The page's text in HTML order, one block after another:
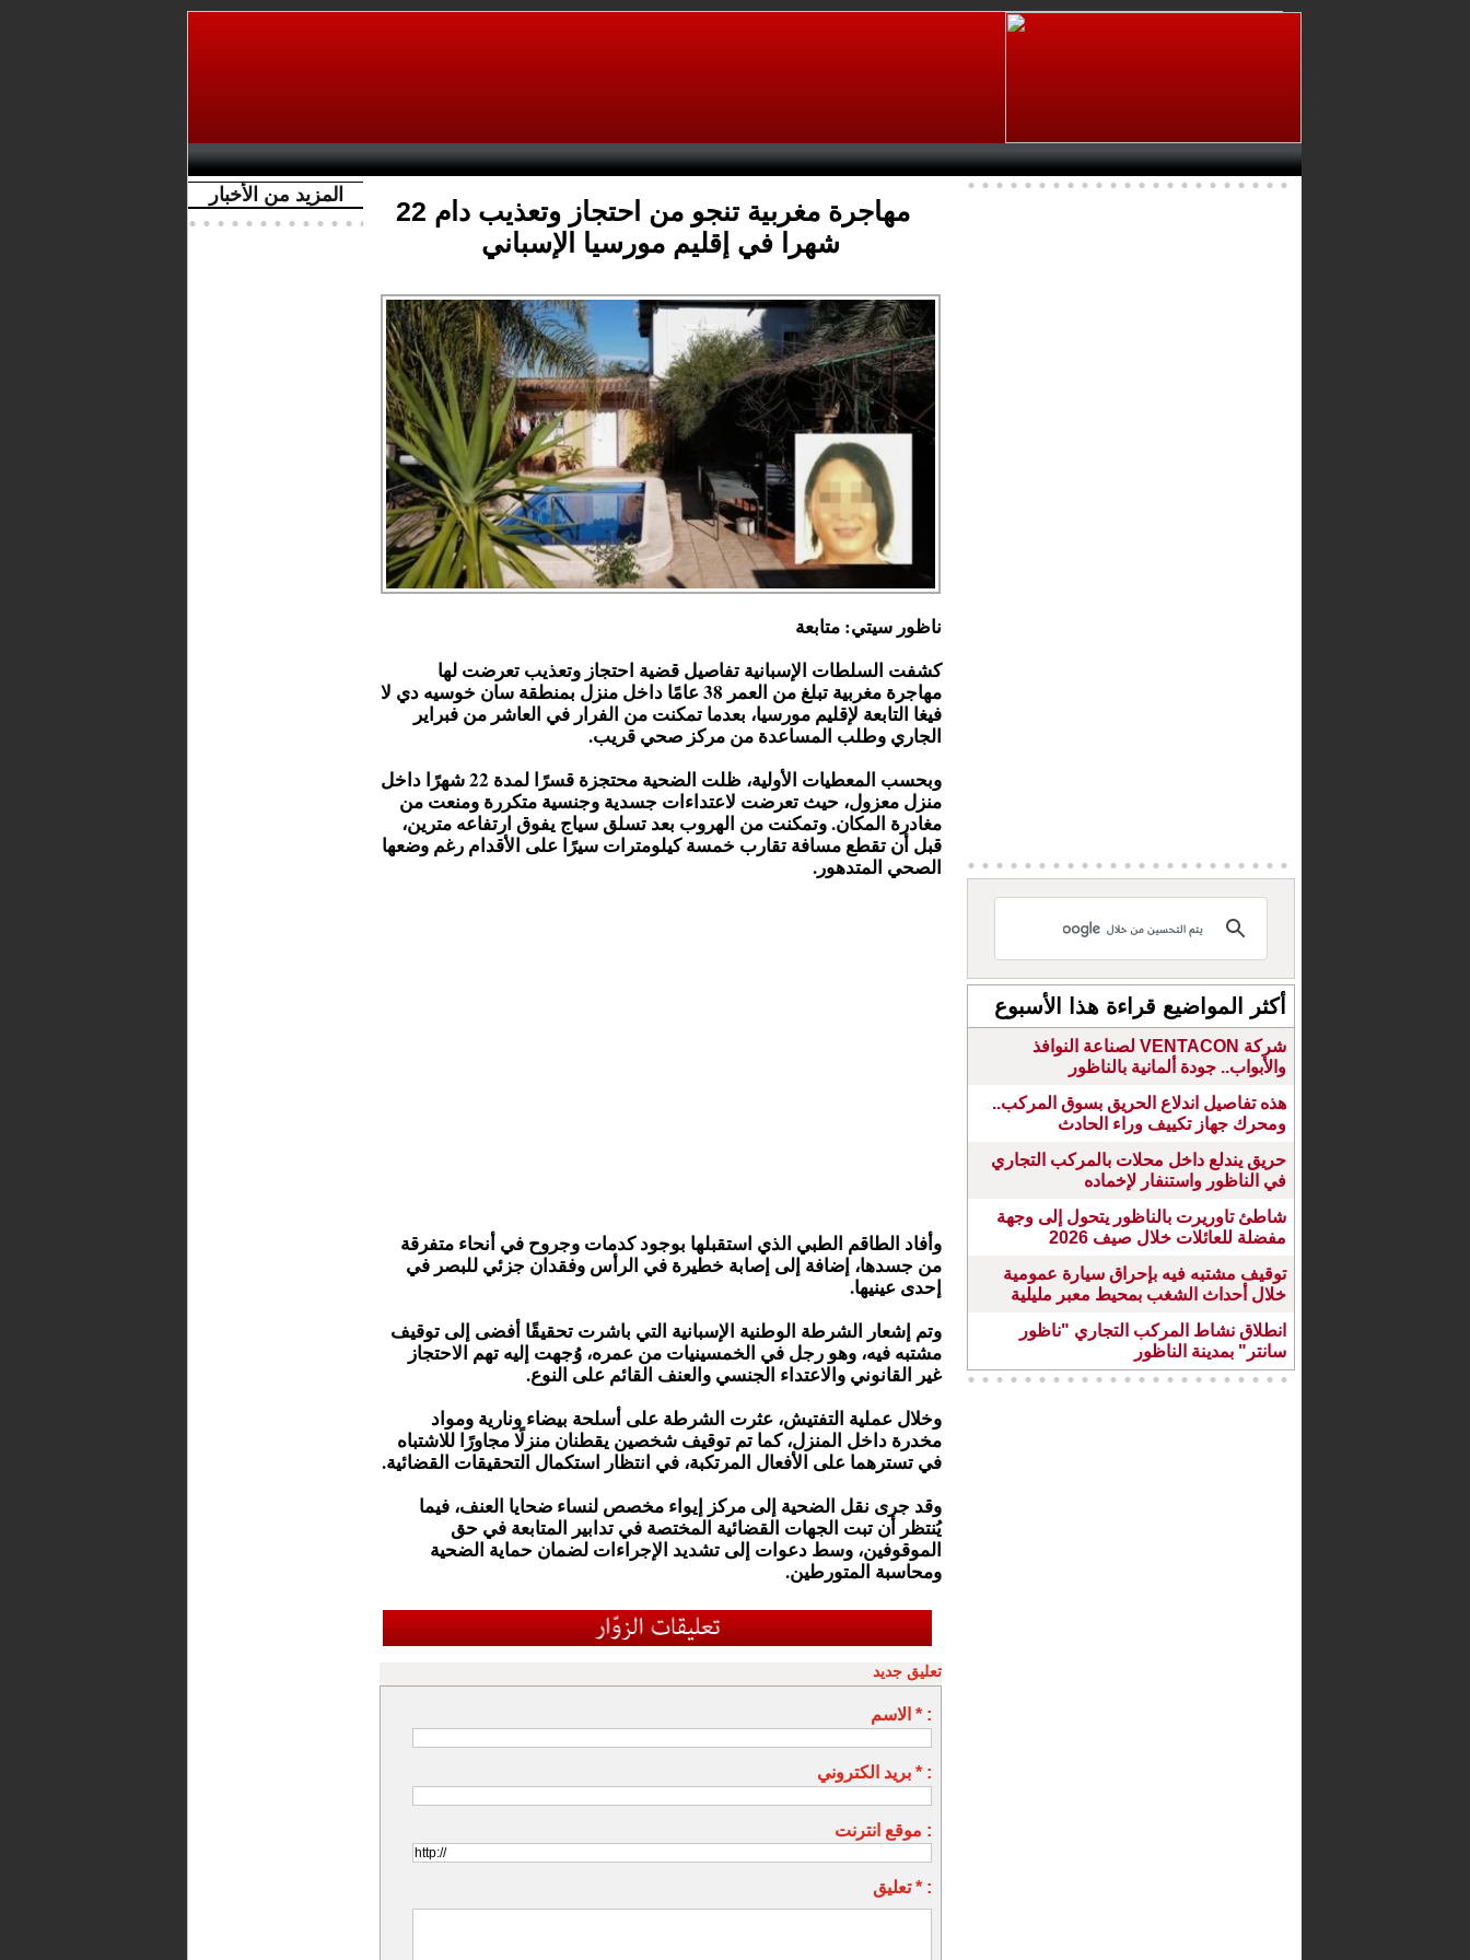
المزيد من الأخبار
مهاجرة مغربية تنجو من احتجاز وتعذيب دام 22
شهرا في إقليم مورسيا الإسباني
ناظور سيتي: متابعة
كشفت السلطات الإسبانية تفاصيل قضية احتجاز وتعذيب تعرضت لها
مهاجرة مغربية تبلغ من العمر 38 عامًا داخل منزل بمنطقة سان خوسيه دي لا
فيغا التابعة لإقليم مورسيا، بعدما تمكنت من الفرار في العاشر من فبراير
الجاري وطلب المساعدة من مركز صحي قريب.
وبحسب المعطيات الأولية، ظلت الضحية محتجزة قسرًا لمدة 22 شهرًا داخل
منزل معزول، حيث تعرضت لاعتداءات جسدية وجنسية متكررة ومنعت من
مغادرة المكان. وتمكنت من الهروب بعد تسلق سياج يفوق ارتفاعه مترين،
قبل أن تقطع مسافة تقارب خمسة كيلومترات سيرًا على الأقدام رغم وضعها
الصحي المتدهور.
وأفاد الطاقم الطبي الذي استقبلها بوجود كدمات وجروح في أنحاء متفرقة
من جسدها، إضافة إلى إصابة خطيرة في الرأس وفقدان جزئي للبصر في
إحدى عينيها.
وتم إشعار الشرطة الوطنية الإسبانية التي باشرت تحقيقًا أفضى إلى توقيف
مشتبه فيه، وهو رجل في الخمسينيات من عمره، وُجهت إليه تهم الاحتجاز
غير القانوني والاعتداء الجنسي والعنف القائم على النوع.
وخلال عملية التفتيش، عثرت الشرطة على أسلحة بيضاء ونارية ومواد
مخدرة داخل المنزل، كما تم توقيف شخصين يقطنان منزلًا مجاورًا للاشتباه
في تسترهما على الأفعال المرتكبة، في انتظار استكمال التحقيقات القضائية.
وقد جرى نقل الضحية إلى مركز إيواء مخصص لنساء ضحايا العنف، فيما
يُنتظر أن تبت الجهات القضائية المختصة في تدابير المتابعة في حق
الموقوفين، وسط دعوات إلى تشديد الإجراءات لضمان حماية الضحية
ومحاسبة المتورطين.
تعليق جديد
الاسم * :
بريد الكتروني * :
موقع انترنت :
تعليق * :
أكثر المواضيع قراءة هذا الأسبوع
شركة VENTACON لصناعة النوافذ
والأبواب.. جودة ألمانية بالناظور
هذه تفاصيل اندلاع الحريق بسوق المركب..
ومحرك جهاز تكييف وراء الحادث
حريق يندلع داخل محلات بالمركب التجاري
في الناظور واستنفار لإخماده
شاطئ تاوريرت بالناظور يتحول إلى وجهة
مفضلة للعائلات خلال صيف 2026
توقيف مشتبه فيه بإحراق سيارة عمومية
خلال أحداث الشغب بمحيط معبر مليلية
انطلاق نشاط المركب التجاري "ناظور
سانتر" بمدينة الناظور